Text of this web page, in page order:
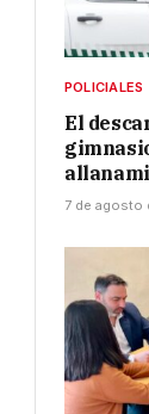
POLICIALES
El
7 de agosto